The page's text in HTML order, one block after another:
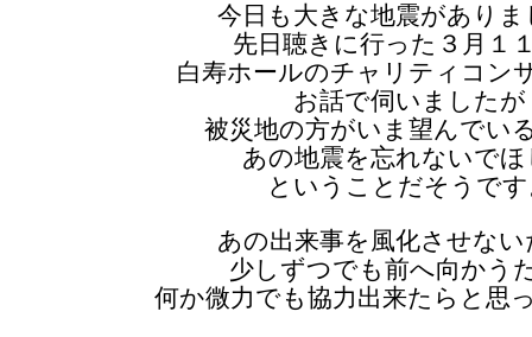
今日も大きな地震がありま
先日聴きに行った３月１
白寿ホールのチャリティコン
お話で伺いましたが
被災地の方がいま望んでい
あの地震を忘れないでほ
ということだそうで
あの出来事を風化させな
少しずつでも前へ向かう
何か微力でも協力出来たらと思